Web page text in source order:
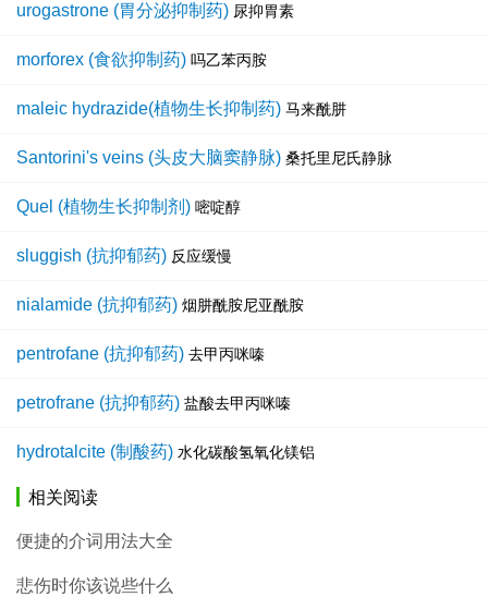
urogastrone (胃分泌抑制药) 尿抑胃素
morforex (食欲抑制药) 吗乙苯丙胺
maleic hydrazide(植物生长抑制药) 马来酰肼
Santorini's veins (头皮大脑窦静脉) 桑托里尼氏静脉
Quel (植物生长抑制剂) 嘧啶醇
sluggish (抗抑郁药) 反应缓慢
nialamide (抗抑郁药) 烟肼酰胺尼亚酰胺
pentrofane (抗抑郁药) 去甲丙咪嗪
petrofrane (抗抑郁药) 盐酸去甲丙咪嗪
hydrotalcite (制酸药) 水化碳酸氢氧化镁铝
相关阅读
便捷的介词用法大全
悲伤时你该说些什么